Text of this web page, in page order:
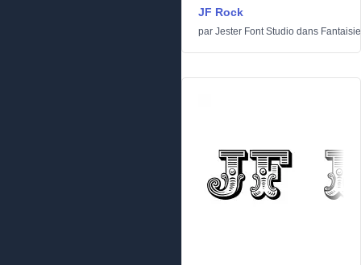
JF Rock
par Jester Font Studio dans Fantaisie